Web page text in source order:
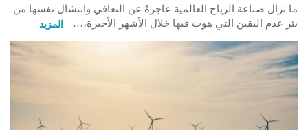
ما تزال صناعة الرياح العالمية عاجزةً عن التعافي وانتشال نفسها من
بئر عدم اليقين التي هوت فيها خلال الأشهر الأخيرة،…
المزيد